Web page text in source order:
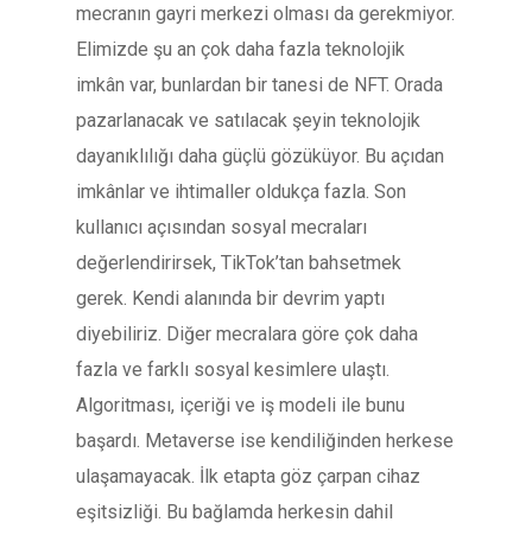
mecranın gayri merkezi olması da gerekmiyor.
Elimizde şu an çok daha fazla teknolojik
imkân var, bunlardan bir tanesi de NFT. Orada
pazarlanacak ve satılacak şeyin teknolojik
dayanıklılığı daha güçlü gözüküyor. Bu açıdan
imkânlar ve ihtimaller oldukça fazla. Son
kullanıcı açısından sosyal mecraları
değerlendirirsek, TikTok’tan bahsetmek
gerek. Kendi alanında bir devrim yaptı
diyebiliriz. Diğer mecralara göre çok daha
fazla ve farklı sosyal kesimlere ulaştı.
Algoritması, içeriği ve iş modeli ile bunu
başardı. Metaverse ise kendiliğinden herkese
ulaşamayacak. İlk etapta göz çarpan cihaz
eşitsizliği. Bu bağlamda herkesin dahil